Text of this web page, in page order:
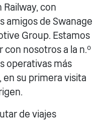
con
amigos de Swanage
Group. Estamos
nosotros a la n.º
operativas más
su primera visita
de viajes